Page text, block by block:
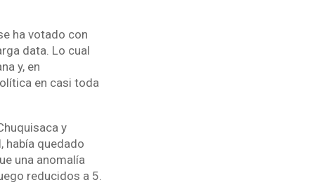
ha votado con
data. Lo cual
y, en
en casi toda
y
había quedado
una anomalía
reducidos a 5.